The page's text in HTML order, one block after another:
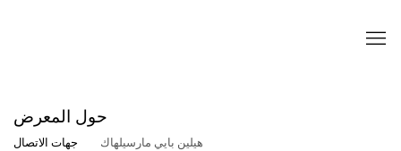
حول المعرض
جهات الاتصال هيلين بايي مارسيلهاك
First name *